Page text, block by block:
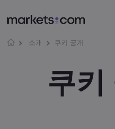
소개 쿠키 공개
쿠키